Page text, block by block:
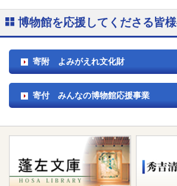
博物館を応援してくださる皆
寄附 よみがえれ文化財
寄付 みんなの博物館応援事業